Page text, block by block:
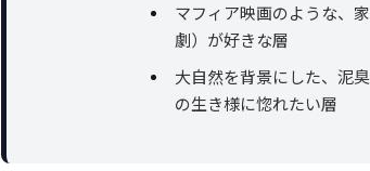
マフィア映画のような、
劇）が好きな層
大自然を背景にした、泥
の生き様に惚れたい層